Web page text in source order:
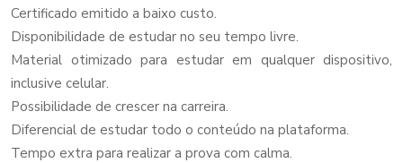
Certificado emitido a baixo custo.
Disponibilidade de estudar no seu tempo livre.
Material otimizado para estudar em qualquer dispositivo,
inclusive celular.
Possibilidade de crescer na carreira.
Diferencial de estudar todo o conteúdo na plataforma.
Tempo extra para realizar a prova com calma.